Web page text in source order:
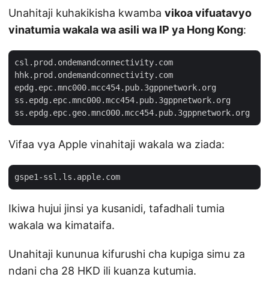
Unahitaji kuhakikisha kwamba vikoa vifuatavyo
vinatumia wakala wa asili wa IP ya Hong Kong:
csl.prod.ondemandconnectivity.com
hhk.prod.ondemandconnectivity.com
epdg.epc.mnc000.mcc454.pub.3gppnetwork.org
ss.epdg.epc.mnc000.mcc454.pub.3gppnetwork.org
Vifaa vya Apple vinahitaji wakala wa ziada:
Ikiwa hujui jinsi ya kusanidi, tafadhali tumia
wakala wa kimataifa.
Unahitaji kununua kifurushi cha kupiga simu za
ndani cha 28 HKD ili kuanza kutumia.